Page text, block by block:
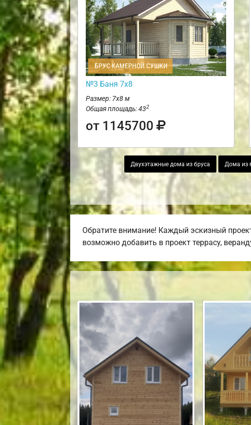
БРУС КАМЕРНОЙ СУШКИ
№3 Баня 7х8
Размер: 7х8 м
Общая площадь: 432
от 1145700
Двухэтажные дома из бруса Дома из
Обратите внимание! Каждый эскизный
возможно добавить в проект террасу,